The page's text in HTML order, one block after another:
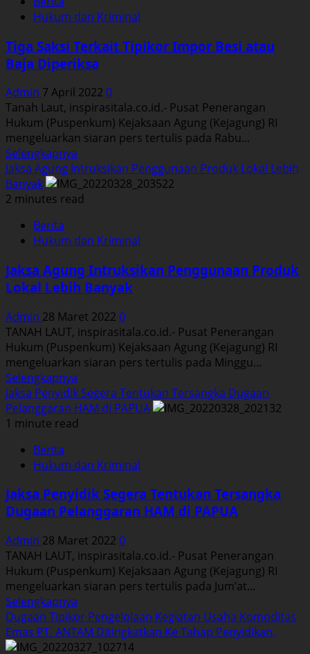
pemberian
pembiayaan
dari
Hukum dan Kriminal
Tiga Saksi Terkait Tipikor Impor Besi atau
Baja Diperiksa
Admin 7 April 2022 0
Tanah Laut, inspirasitala.co.id.- Pusat Penerangan
Hukum (Puspenkum) Kejaksaan Agung (Kejagung) RI
mengeluarkan siaran pers tertulis pada Rabu...
Selengkapnya
more
about
Tiga
Tipikor
Besi
atau
Diperiksa
Jaksa Agung Intruksikan Penggunaan Produk Lokal Lebih
Banyak
2 minutes read
Berita
Hukum dan Kriminal
Jaksa Agung Intruksikan Penggunaan Produk
Lokal Lebih Banyak
Admin 28 Maret 2022 0
TANAH LAUT, inspirasitala.co.id.- Pusat Penerangan
Hukum (Puspenkum) Kejaksaan Agung (Kejagung) RI
mengeluarkan siaran pers tertulis pada Minggu...
Selengkapnya
more
about
Jaksa
Penggunaan
Lokal
Lebih
Jaksa Penyidik Segera Tentukan Tersangka Dugaan
Pelanggaran HAM di PAPUA
1 minute read
Berita
Hukum dan Kriminal
Jaksa Penyidik Segera Tentukan Tersangka
Dugaan Pelanggaran HAM di PAPUA
Admin 28 Maret 2022 0
TANAH LAUT, inspirasitala.co.id.- Pusat Penerangan
Hukum (Puspenkum) Kejaksaan Agung (Kejagung) RI
mengeluarkan siaran pers tertulis pada Jum’at...
Selengkapnya
more
about
Jaksa
Dugaan Tipikor Pengelolaan Kegiatan Usaha Komoditas
Emas PT. ANTAM Ditingkatkan Ke Tahap Penyidikan.